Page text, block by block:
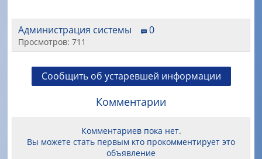
Администрация системы 0
Просмотров: 711
Сообщить об устаревшей информации
Комментарии
Комментариев пока нет.
Вы можете стать первым кто прокомментирует это
объявление